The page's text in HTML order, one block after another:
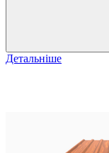
Детальніше